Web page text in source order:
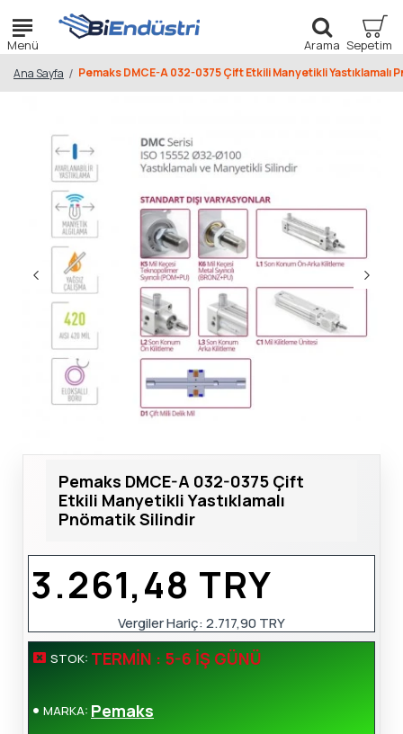
Ana Sayfa Pemaks DMCE-A 032-0375 Çift Etkili Manyetikli Yastıklamalı
Pemaks DMCE-A 032-0375 Çift
Etkili Manyetikli Yastıklamalı
Pnömatik Silindir
STOK: TERMIN : 5-6 İŞ GÜNÜ
MARKA: Pemaks
3.261,48 TRY
Vergiler Hariç: 2.717,90 TRY